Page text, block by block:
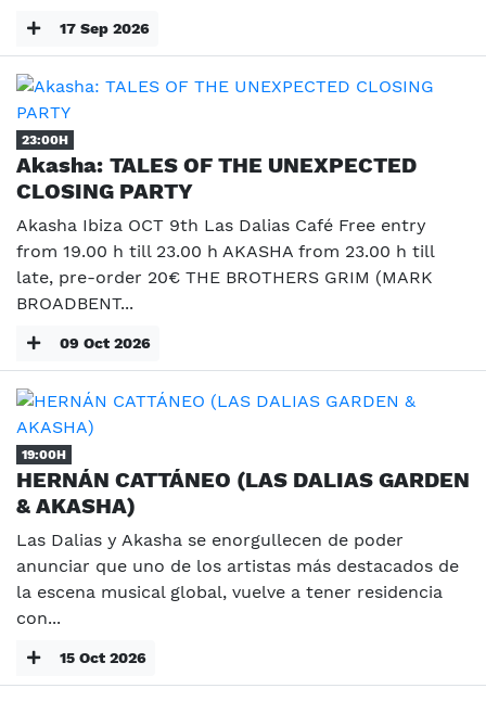
17 Sep 2026
23:00H
Akasha: TALES OF THE UNEXPECTED
CLOSING PARTY
Akasha Ibiza OCT 9th Las Dalias Café Free entry
from 19.00 h till 23.00 h AKASHA from 23.00 h till
late, pre-order 20€ THE BROTHERS GRIM (MARK
BROADBENT...
09 Oct 2026
19:00H
HERNÁN CATTÁNEO (LAS DALIAS GARDEN
& AKASHA)
Las Dalias y Akasha se enorgullecen de poder
anunciar que uno de los artistas más destacados de
la escena musical global, vuelve a tener residencia
con...
15 Oct 2026